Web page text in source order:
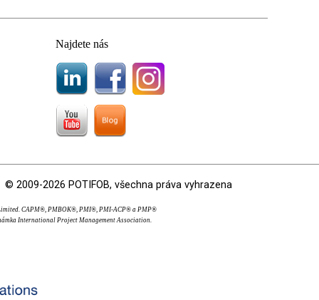
Najdete nás
© 2009-2026 POTIFOB, všechna práva vyhrazena
CAPM®, PMBOK®, PMI®, PMI-ACP® a PMP®
International Project Management Association.